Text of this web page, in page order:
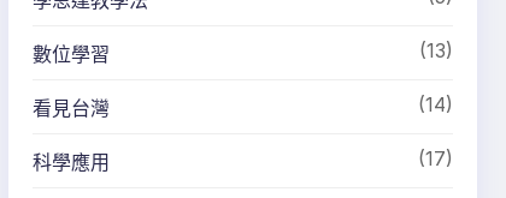
數位學習 (13)
看見台灣 (14)
科學應用 (17)